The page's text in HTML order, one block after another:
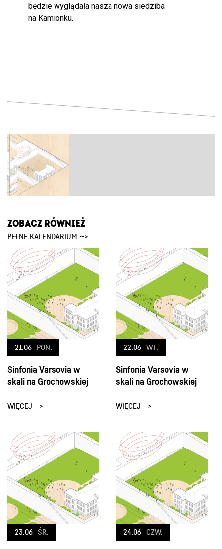
będzie wyglądała nasza nowa siedziba
na Kamionku.
ZOBACZ RÓWNIEŻ
PEŁNE KALENDARIUM -->
21.06 PON.
Sinfonia Varsovia w
skali na Grochowskiej
WIĘCEJ -->
22.06 WT.
Sinfonia Varsovia w
skali na Grochowskiej
WIĘCEJ -->
23.06 ŚR. 24.06 CZW.